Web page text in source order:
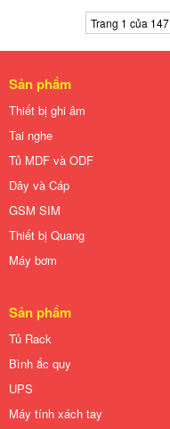
Trang 1 của 147
Sản phẩm
Thiết bị ghi âm
Tai nghe
Tủ MDF và ODF
Dây và Cáp
GSM SIM
Thiết bị Quang
Máy bơm
Sản phẩm
Tủ Rack
Bình ắc quy
UPS
Máy tính xách tay